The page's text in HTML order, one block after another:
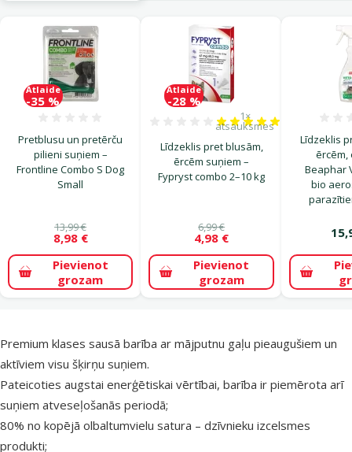
Pretblusu un pretērču
pilieni suņiem –
Frontline Combo S Dog
Small
13,99 €
8,98 €
Atlaide
-35 %
Pievienot
grozam
Līdzeklis pret blusām,
ērcēm suņiem –
Fypryst combo 2–10 kg
Atsauksmes 100%,
1×
atsauksmes
6,99 €
4,98 €
Atlaide
-28 %
Pievienot
grozam
Līdzeklis
ērcēm,
Beaphar
bio
superzoo.product.detail.content
Premium klases sausā barība ar mājputnu gaļu pieaugušiem un
aktīviem visu šķirņu suņiem.
Pateicoties augstai enerģētiskai vērtībai, barība ir piemērota arī
suņiem atveseļošanās periodā;
80% no kopējā olbaltumvielu satura – dzīvnieku izcelsmes
produkti;